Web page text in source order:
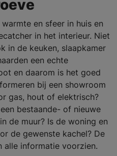
en sfeer in huis en
in het interieur. Niet
in de keuken, slaapkamer
een echte
en daarom is het goed
bij een showroom
gas, hout of elektrisch?
bestaande- of nieuwe
de muur? Is de woning en
de gewenste kachel? De
alle informatie voorzien.